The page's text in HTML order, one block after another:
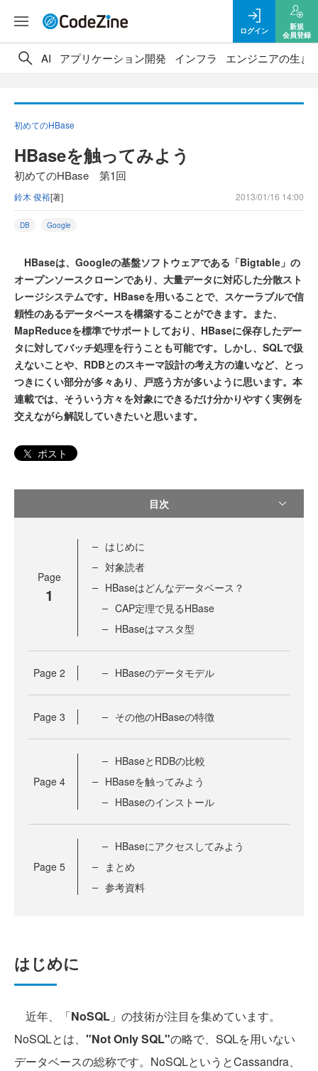
ログイン
新規
会員登録
AI アプリケーション開発 インフラ エンジニアの生き
初めてのHBase
HBaseを触ってみよう
初めてのHBase 第1回
鈴木 俊裕[著] 2013/01/16 14:00
DB Google
HBaseは、Googleの基盤ソフトウェアである「Bigtable」の
オープンソースクローンであり、大量データに対応した分散スト
レージシステムです。HBaseを用いることで、スケーラブルで信
頼性のあるデータベースを構築することができます。また、
MapReduceを標準でサポートしており、HBaseに保存したデー
タに対してバッチ処理を行うことも可能です。しかし、SQLで扱
えないことや、RDBとのスキーマ設計の考え方の違いなど、とっ
つきにくい部分が多々あり、戸惑う方が多いように思います。本
連載では、そういう方々を対象にできるだけ分かりやすく実例を
交えながら解説していきたいと思います。
ポスト
目次
Page
1
はじめに
対象読者
HBaseはどんなデータベース？
CAP定理で見るHBase
HBaseはマスタ型
Page 2 HBaseのデータモデル
Page 3 その他のHBaseの特徴
Page 4
HBaseとRDBの比較
HBaseを触ってみよう
HBaseのインストール
Page 5
HBaseにアクセスしてみよう
まとめ
参考資料
はじめに
近年、「NoSQL 」の技術が注目を集めています。
NoSQLとは、 "Not Only SQL"の略で、SQLを用いない
データベースの総称です。NoSQLというとCassandra、